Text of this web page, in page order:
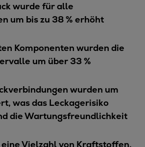
wurde für alle
um bis zu 38 % erhöht
Komponenten wurden die
um über 33 %
wurden um
was das Leckagerisiko
die Wartungsfreundlichkeit
Vielzahl von Kraftstoffen,